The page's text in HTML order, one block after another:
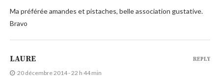
Ma préférée amandes et pistaches, belle association gustative.
Bravo
LAURE
20 décembre 2014 - 22 h 44 min
REPLY